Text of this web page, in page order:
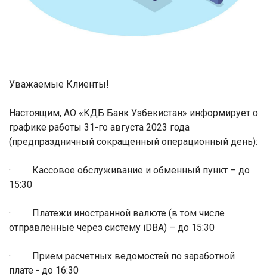
Уважаемые Клиенты!
Настоящим, АО «КДБ Банк Узбекистан» информирует о
графике работы 31-го августа 2023 года
(предпраздничный сокращенный операционный день):
·
Кассовое обслуживание и обменный пункт – до
15:30
·
Платежи иностранной валюте (в том числе
отправленные через систему iDBA) – до 15:30
·
Прием расчетных ведомостей по заработной
плате - до 16:30